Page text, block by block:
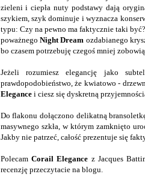
zieleni i ciepła nuty podstawy dają
szykiem, szyk dominuje i wyznacza
typu: Czy na pewno ma faktycznie taki
poważnego Night Dream ozdabianego
bo czasem potrzebuję czegoś mniej
Jeżeli rozumiesz elegancję jako
prawdopodobieństwo, że kwiatowo -
Elegancei ciesz się dyskretną
Do flakonu dołączono delikatną
masywnego szkła, w którym zamknięto
Jakby nie patrzeć, całość prezentuje się
Polecam Corail Elegance z Jacques
recenzjęprzeczytacie na blogu.